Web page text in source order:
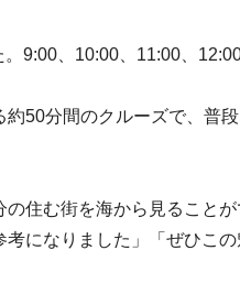
9:00、10:00、11:00、
50分間のクルーズで、普
住む街を海から見ることが
になりました」「ぜひこ